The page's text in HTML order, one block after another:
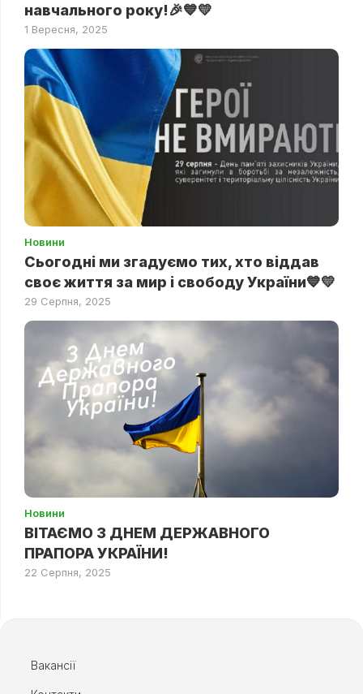
навчального року!🎉💙💛
1 Вересня, 2025
Новини
Сьогодні ми згадуємо тих, хто віддав
своє життя за мир і свободу України💙💛
29 Серпня, 2025
Новини
ВІТАЄМО З ДНЕМ ДЕРЖАВНОГО
ПРАПОРА УКРАЇНИ!
22 Серпня, 2025
Вакансії